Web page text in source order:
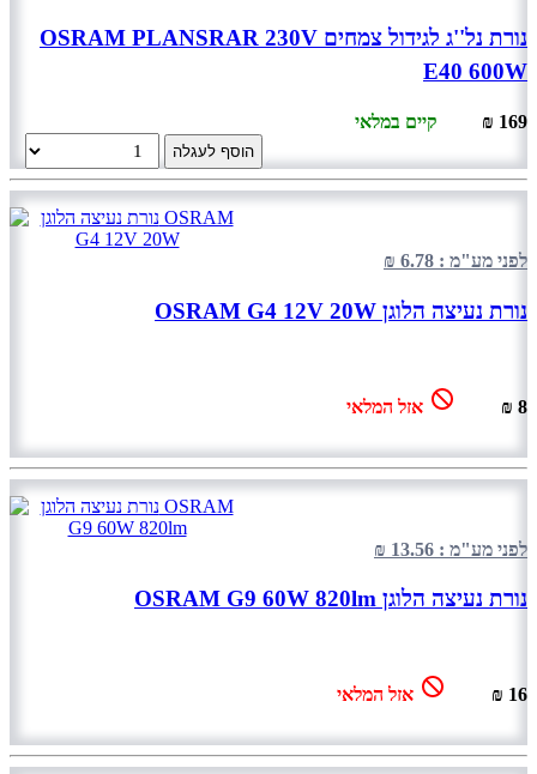
נורת נל''ג לגידול צמחים OSRAM PLANSRAR 230V
E40 600W
169 ₪ קיים במלאי
הוסף לעגלה
לפני מע"מ : 6.78 ₪
נורת נעיצה הלוגן OSRAM G4 12V 20W
8 ₪ אזל המלאי
לפני מע"מ : 13.56 ₪
נורת נעיצה הלוגן OSRAM G9 60W 820lm
16 ₪ אזל המלאי